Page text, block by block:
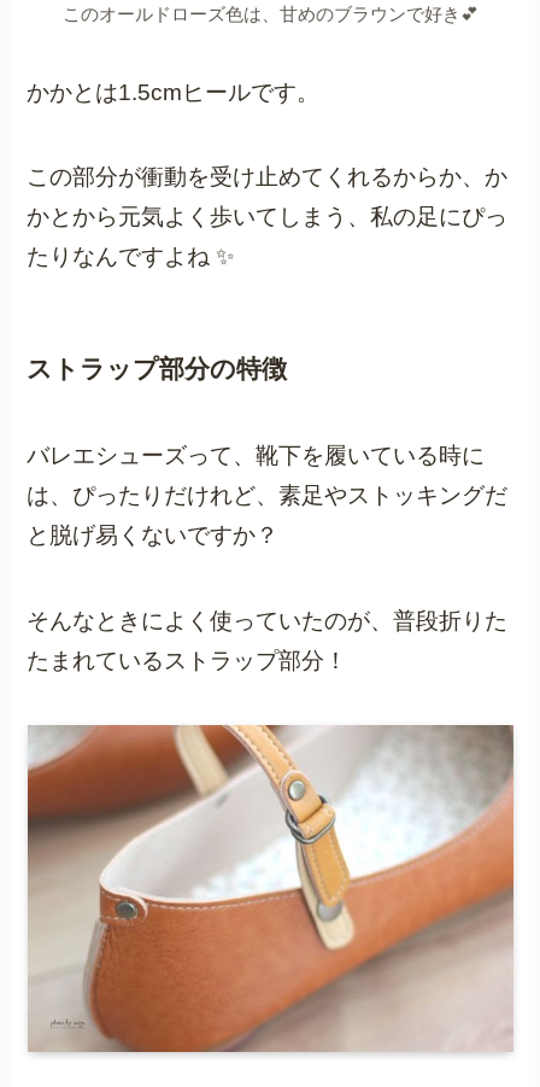
このオールドローズ色は、甘めのブラウンで好き💕
かかとは1.5cmヒールです。
この部分が衝動を受け止めてくれるからか、か
かとから元気よく歩いてしまう、私の足にぴっ
たりなんですよね ✨
ストラップ部分の特徴
バレエシューズって、靴下を履いている時に
は、ぴったりだけれど、素足やストッキングだ
と脱げ易くないですか？
そんなときによく使っていたのが、普段折りた
たまれているストラップ部分！